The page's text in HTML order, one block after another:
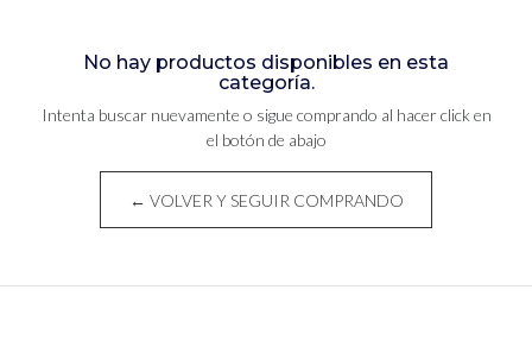
No hay productos disponibles en esta
categoría.
Intenta buscar nuevamente o sigue comprando al hacer click en
el botón de abajo
← VOLVER Y SEGUIR COMPRANDO